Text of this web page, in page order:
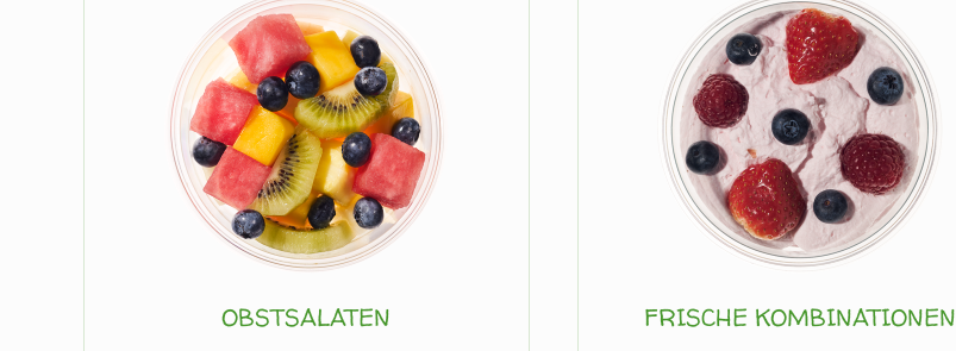
OBSTSALATEN FRISCHE KOMBINATIONEN